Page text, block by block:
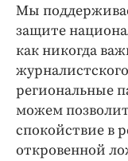
Мы
защите
как никогда
региональные
можем
спокойствие в
откровенной